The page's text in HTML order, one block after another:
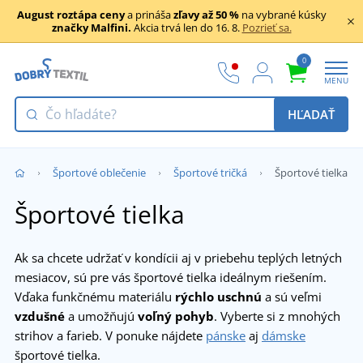
August roztápa cenya prinášazľavy až 50 %na vybrané kúsky
značky Malfini. Akcia trvá len do 16. 8. Pozrieť sa.
0
MENU
HĽADAŤ
Športové oblečenie Športové tričká Športové tielka
Športové tielka
Ak sa chcete udržať v kondícii aj v priebehu teplých letných
mesiacov, sú pre vás športové tielka ideálnym riešením.
Vďaka funkčnému materiálu rýchlo uschnú a sú veľmi
vzdušné a umožňujú voľný pohyb. Vyberte si z mnohých
strihov a farieb. V ponuke nájdete pánske aj dámske
športové tielka.